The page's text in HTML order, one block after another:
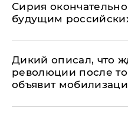
Сирия
будущим
Дикий описал, что
революции после
объявит